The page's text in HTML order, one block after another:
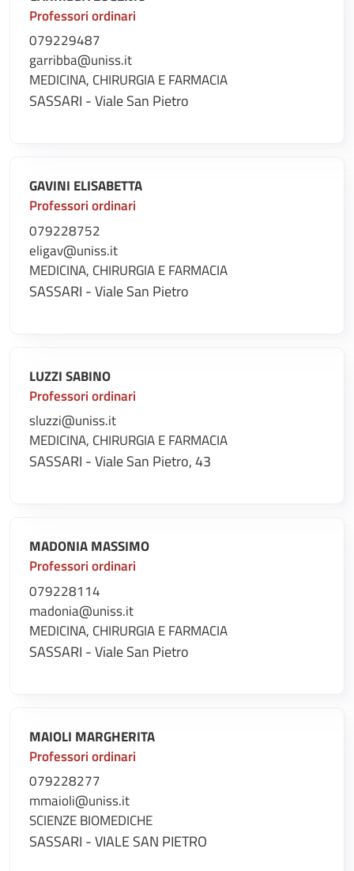
Professori ordinari
079229487
garribba@uniss.it
MEDICINA, CHIRURGIA E FARMACIA
SASSARI - Viale San Pietro
GAVINI ELISABETTA
Professori ordinari
079228752
eligav@uniss.it
MEDICINA, CHIRURGIA E FARMACIA
SASSARI - Viale San Pietro
LUZZI SABINO
Professori ordinari
sluzzi@uniss.it
MEDICINA, CHIRURGIA E FARMACIA
SASSARI - Viale San Pietro, 43
MADONIA MASSIMO
Professori ordinari
079228114
madonia@uniss.it
MEDICINA, CHIRURGIA E FARMACIA
SASSARI - Viale San Pietro
MAIOLI MARGHERITA
Professori ordinari
079228277
mmaioli@uniss.it
SCIENZE BIOMEDICHE
SASSARI - VIALE SAN PIETRO